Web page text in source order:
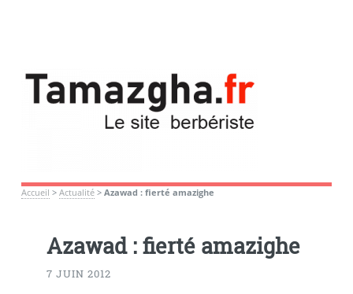
Accueil > Actualité> Azawad : fierté amazighe
Azawad : fierté amazighe
7 JUIN 2012